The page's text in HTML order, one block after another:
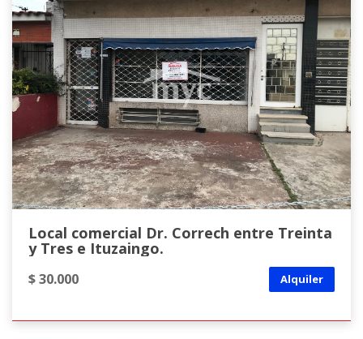
Local comercial Dr. Correch entre Treinta
y Tres e Ituzaingo.
$ 30.000 Alquiler